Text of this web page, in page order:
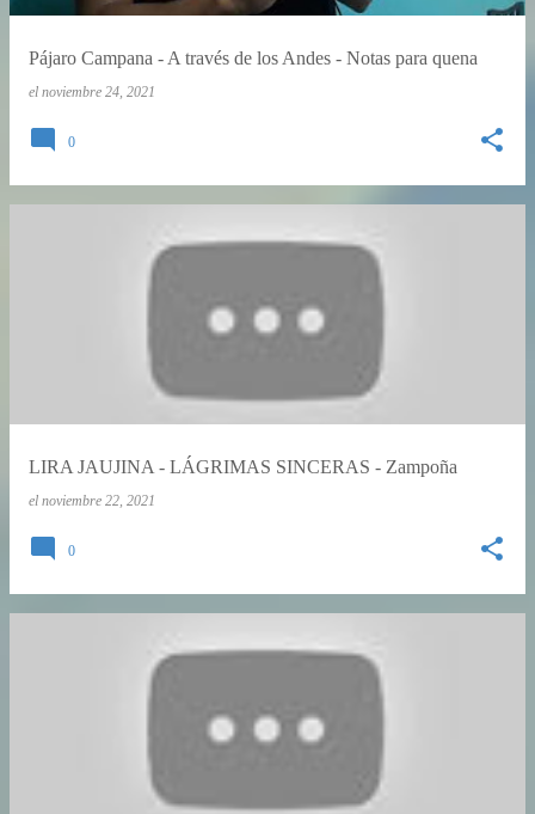
Pájaro Campana - A través de los Andes - Notas para quena
el noviembre 24, 2021
0
LIRA JAUJINA - LÁGRIMAS SINCERAS - Zampoña
el noviembre 22, 2021
0